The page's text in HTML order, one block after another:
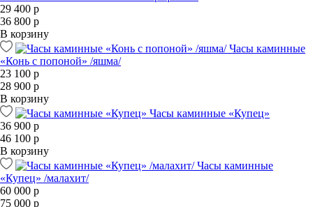
29 400 р
36 800 р
В корзину
Часы каминные
«Конь с попоной» /яшма/
23 100 р
28 900 р
В корзину
Часы каминные «Купец»
36 900 р
46 100 р
В корзину
Часы каминные
«Купец» /малахит/
60 000 р
75 000 р